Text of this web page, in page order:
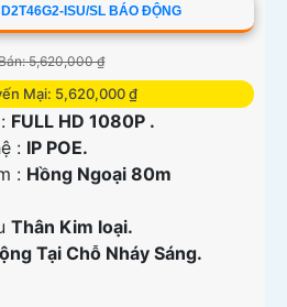
ISU/SL BÁO ĐỘNG
5,620,000 ₫
Mại: 5,620,000 ₫
FULL HD 1080P .
: IP POE.
: Hồng Ngoại 80m
Thân Kim loại.
Tại Chỗ Nháy Sáng.